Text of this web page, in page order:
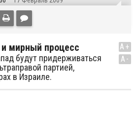
мирный процесс
будут придерживаться
партией,
в Израиле.
A+
A-